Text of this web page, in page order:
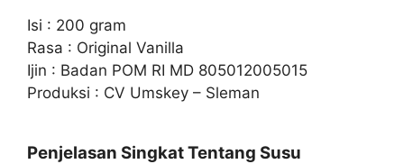
Isi : 200 gram
Rasa : Original Vanilla
Ijin : Badan POM RI MD 805012005015
Produksi : CV Umskey – Sleman
Penjelasan Singkat Tentang Susu